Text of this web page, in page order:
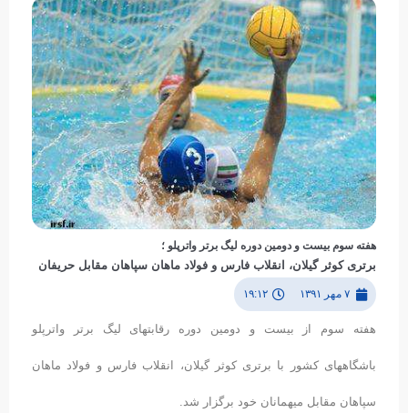
هفته سوم بیست و دومین دوره لیگ برتر واترپلو ؛
برتری کوثر گیلان، انقلاب فارس و فولاد ماهان سپاهان مقابل حریفان
۷ مهر ۱۳۹۱ ۱۹:۱۲
هفته سوم از بیست و دومین دوره رقابتهای لیگ برتر واترپلو
باشگاههای کشور با برتری کوثر گیلان، انقلاب فارس و فولاد ماهان
سپاهان مقابل میهمانان خود برگزار شد.